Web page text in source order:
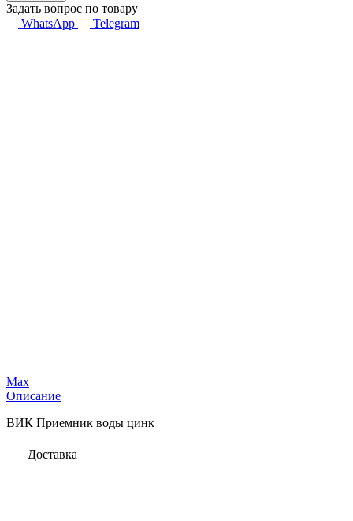
Задать вопрос по товару
WhatsApp
Telegram
Max
Описание
ВИК Приемник воды цинк
Доставка